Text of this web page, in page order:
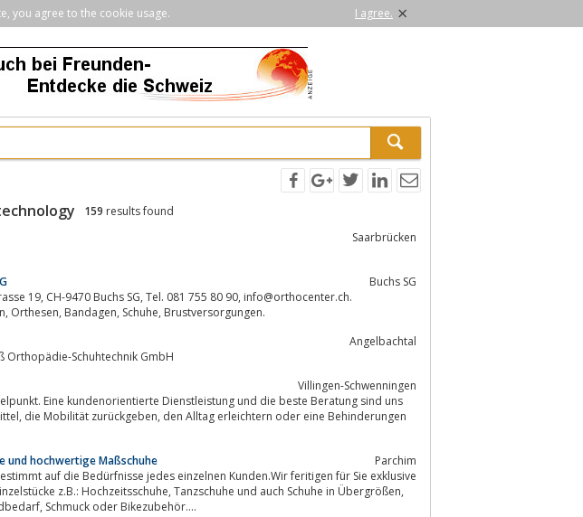
you agree to the cookie usage. I agree. ×
159 results found
Saarbrücken
Buchs SG
Orthopädie, und Sanitätsgeschäft: Prothesen, Orthesen, Bandagen, Schuhe, Brustversorgungen.
Angelbachtal
Orthopädie-Schuhtechnik GmbH
Villingen-Schwenningen
Eine kundenorientierte Dienstleistung und die beste Beratung sind uns
und hochwertige Maßschuhe
Parchim
dazu handgefertigte Lederarbeiten z.B.: Jagdbedarf, Schmuck oder Bikezubehör....